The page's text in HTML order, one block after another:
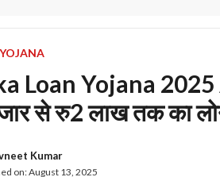
Loan Yojana 2025
से रु2 लाख तक का
Kumar
on:August 13, 2025